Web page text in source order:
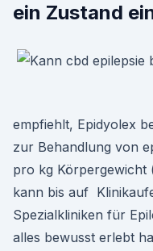
ein Zustand
empfiehlt, Epidyolex
zur Behandlung von
pro kg Körpergewicht
kann bis auf
Spezialkliniken für
alles bewusst erlebt